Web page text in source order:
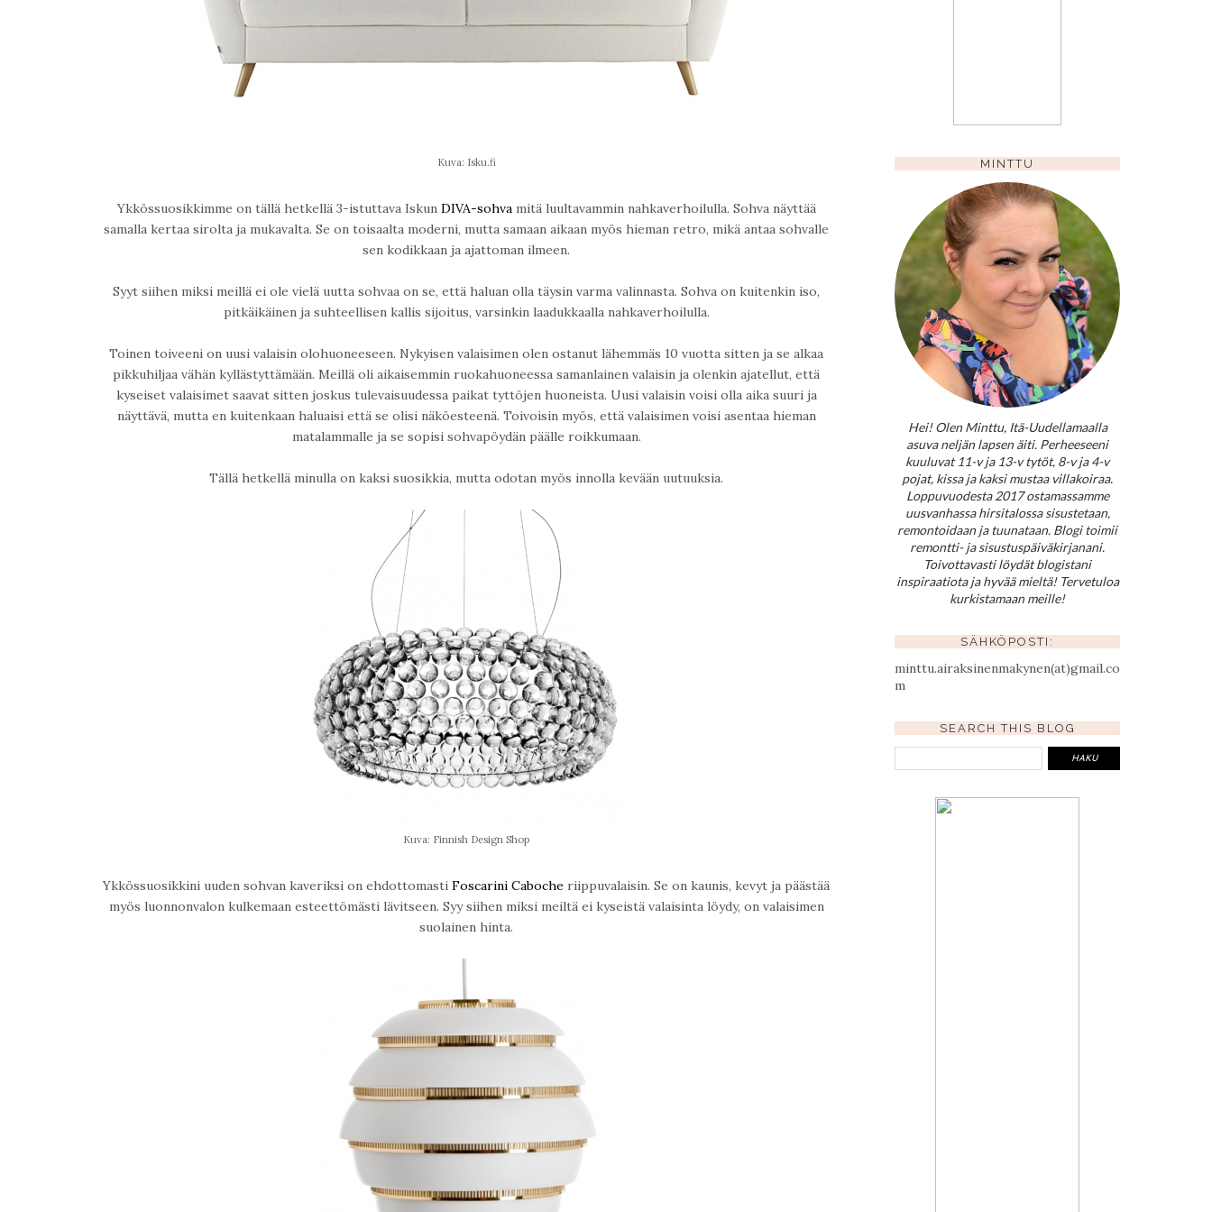
Kuva: Isku.fi
Ykkössuosikkimme on tällä hetkellä 3-istuttava Iskun DIVA-sohvamitä luultavammin nahkaverhoilulla. Sohva näyttää
samalla kertaa sirolta ja mukavalta. Se on toisaalta moderni, mutta samaan aikaan myös hieman retro, mikä antaa sohvalle
sen kodikkaan ja ajattoman ilmeen.
Syyt siihen miksi meillä ei ole vielä uutta sohvaa on se, että haluan olla täysin varma valinnasta. Sohva on kuitenkin iso,
pitkäikäinen ja suhteellisen kallis sijoitus, varsinkin laadukkaalla nahkaverhoilulla.
Toinen toiveeni on uusi valaisin olohuoneeseen. Nykyisen valaisimen olen ostanut lähemmäs 10 vuotta sitten ja se alkaa
pikkuhiljaa vähän kyllästyttämään. Meillä oli aikaisemmin ruokahuoneessa samanlainen valaisin ja olenkin ajatellut, että
kyseiset valaisimet saavat sitten joskus tulevaisuudessa paikat tyttöjen huoneista. Uusi valaisin voisi olla aika suuri ja
näyttävä, mutta en kuitenkaan haluaisi että se olisi näköesteenä. Toivoisin myös, että valaisimen voisi asentaa hieman
matalammalle ja se sopisi sohvapöydän päälle roikkumaan.
Tällä hetkellä minulla on kaksi suosikkia, mutta odotan myös innolla kevään uutuuksia.
Kuva: Finnish Design Shop
Ykkössuosikkini uuden sohvan kaveriksi on ehdottomasti Foscarini Caboche riippuvalaisin. Se on kaunis, kevyt ja päästää
myös luonnonvalon kulkemaan esteettömästi lävitseen. Syy siihen miksi meiltä ei kyseistä valaisinta löydy, on valaisimen
suolainen hinta.
MINTTU
Hei! Olen Minttu, Itä-Uudellamaalla
asuva neljän lapsen äiti. Perheeseeni
kuuluvat 11-v ja 13-v tytöt, 8-v ja 4-v
pojat, kissa ja kaksi mustaa villakoiraa.
Loppuvuodesta 2017 ostamassamme
uusvanhassa hirsitalossa sisustetaan,
remontoidaan ja tuunataan. Blogi toimii
remontti- ja sisustuspäiväkirjanani.
Toivottavasti löydät blogistani
inspiraatiota ja hyvää mieltä! Tervetuloa
kurkistamaan meille!
SÄHKÖPOSTI:
minttu.airaksinenmakynen(at)gmail.co
m
SEARCH THIS BLOG